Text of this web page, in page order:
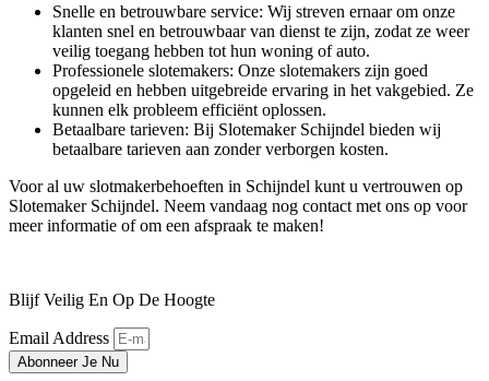
Snelle en betrouwbare service: Wij streven ernaar om onze
klanten snel en betrouwbaar van dienst te zijn, zodat ze weer
veilig toegang hebben tot hun woning of auto.
Professionele slotemakers: Onze slotemakers zijn goed
opgeleid en hebben uitgebreide ervaring in het vakgebied. Ze
kunnen elk probleem efficiënt oplossen.
Betaalbare tarieven: Bij Slotemaker Schijndel bieden wij
betaalbare tarieven aan zonder verborgen kosten.
Voor al uw slotmakerbehoeften in Schijndel kunt u vertrouwen op
Slotemaker Schijndel. Neem vandaag nog contact met ons op voor
meer informatie of om een afspraak te maken!
Blijf Veilig En Op De Hoogte
Email Address
Abonneer Je Nu